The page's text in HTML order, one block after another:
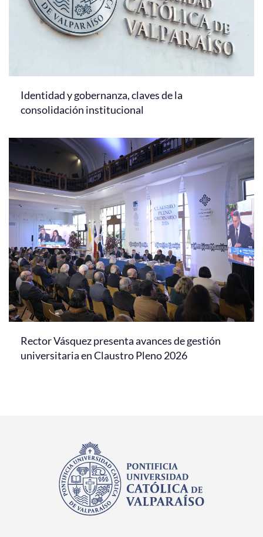
Identidad y gobernanza, claves de la
consolidación institucional
Rector Vásquez presenta avances de gestión
universitaria en Claustro Pleno 2026